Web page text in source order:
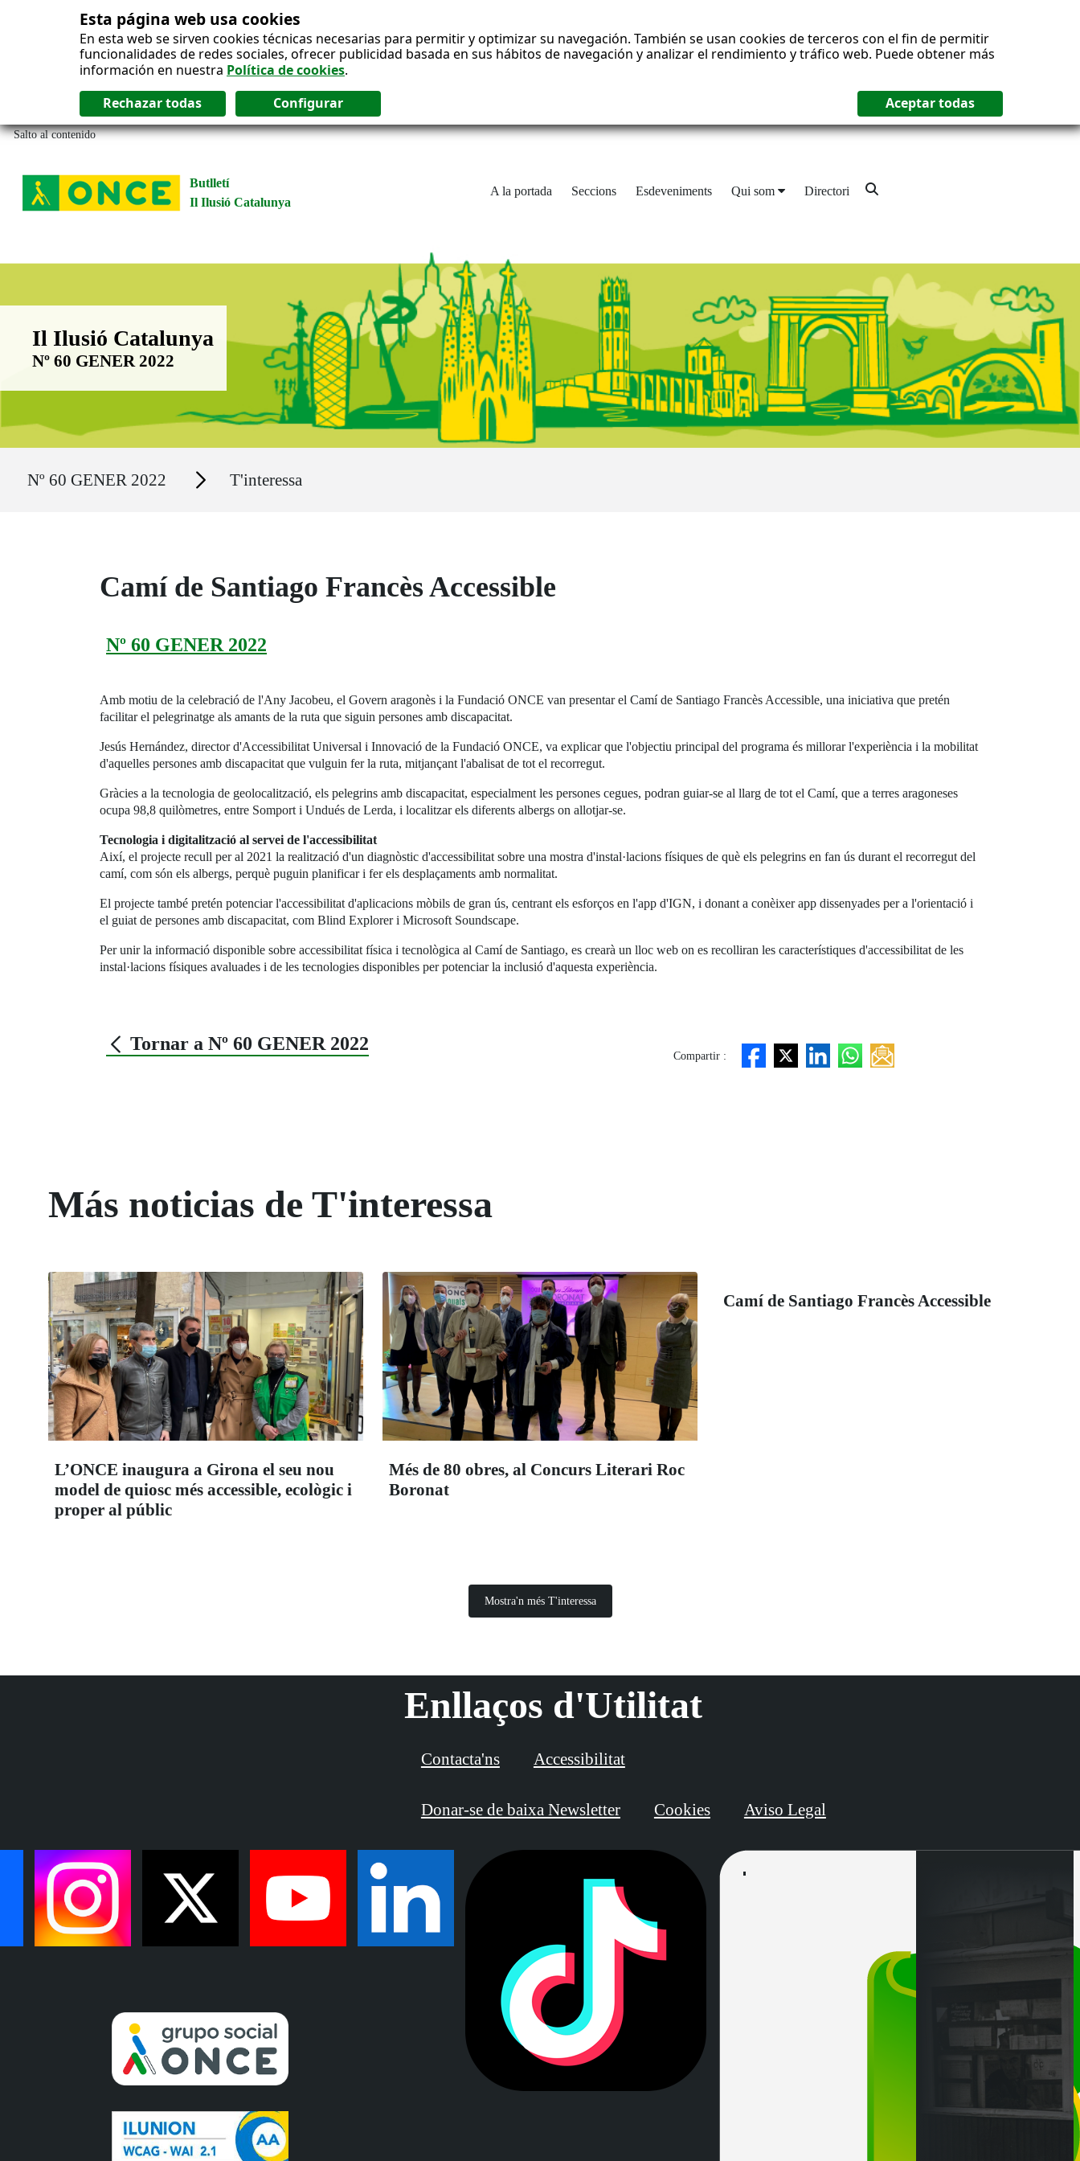
Esta página web usa cookies
En esta web se sirven cookies técnicas necesarias para permitir y optimizar su navegación. También se usan cookies de terceros con el fin de permitir
funcionalidades de redes sociales, ofrecer publicidad basada en sus hábitos de navegación y analizar el rendimiento y tráfico web. Puede obtener más
información en nuestra Política de cookies.
Salto al contenido
Butlletí
Il Ilusió Catalunya
A la portada Seccions Esdeveniments Qui som Directori
Boletín Il·lusió Catalunya
Il Ilusió Catalunya
Nº 60 GENER 2022
Nº 60 GENER 2022 Secciones T'interessa
Camí de Santiago Francès Accessible
Nº 60 GENER 2022
Amb motiu de la celebració de l'Any Jacobeu, el Govern aragonès i la Fundació ONCE van presentar el Camí de Santiago Francès Accessible, una iniciativa que pretén
facilitar el pelegrinatge als amants de la ruta que siguin persones amb discapacitat.
Jesús Hernández, director d'Accessibilitat Universal i Innovació de la Fundació ONCE, va explicar que l'objectiu principal del programa és millorar l'experiència i la mobilitat
d'aquelles persones amb discapacitat que vulguin fer la ruta, mitjançant l'abalisat de tot el recorregut.
Gràcies a la tecnologia de geolocalització, els pelegrins amb discapacitat, especialment les persones cegues, podran guiar-se al llarg de tot el Camí, que a terres aragoneses
ocupa 98,8 quilòmetres, entre Somport i Undués de Lerda, i localitzar els diferents albergs on allotjar-se.
Tecnologia i digitalització al servei de l'accessibilitat
Així, el projecte recull per al 2021 la realització d'un diagnòstic d'accessibilitat sobre una mostra d'instal·lacions físiques de què els pelegrins en fan ús durant el recorregut del
camí, com són els albergs, perquè puguin planificar i fer els desplaçaments amb normalitat.
El projecte també pretén potenciar l'accessibilitat d'aplicacions mòbils de gran ús, centrant els esforços en l'app d'IGN, i donant a conèixer app dissenyades per a l'orientació i
el guiat de persones amb discapacitat, com Blind Explorer i Microsoft Soundscape.
Per unir la informació disponible sobre accessibilitat física i tecnològica al Camí de Santiago, es crearà un lloc web on es recolliran les característiques d'accessibilitat de les
instal·lacions físiques avaluades i de les tecnologies disponibles per potenciar la inclusió d'aquesta experiència.
Tornar a Nº 60 GENER 2022
Compartir :
Más noticias de T'interessa
L’ONCE inaugura a Girona el seu nou
model de quiosc més accessible, ecològic i
proper al públic
Més de 80 obres, al Concurs Literari Roc
Boronat
Camí de Santiago Francès Accessible
Mostra'n més T'interessa
Enllaços d'Utilitat
Contacta'ns Accessibilitat
Donar-se de baixa Newsletter Cookies Aviso Legal